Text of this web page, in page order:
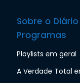
Sobre o Diário
Programas
Playlists em geral
A Verdade Total